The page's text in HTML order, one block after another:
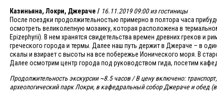
Казиньяна, Локри, Джераче / 16.11.2019 09:00 из гостиницы
После поездки продолжительностью примерно в полтора часа
осмотреть великолепную мозаику, которая расположена в
Epizephyrii). В нем хранятся свидетельства времен древних греков и
греческого города и термы. Далее наш путь держит в Джераче – в
скалы и взирает с высоты на все побережье Ионического моря. В
Далее осмотрим центр города под руководством гида, посетим
Продолжительность экскурсии ~8.5 часов / В цену включено:
археологический парк Локри, в кафедральный собор Джераче и обед